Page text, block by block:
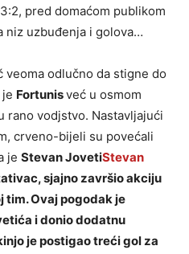
pred domaćom publikom
niz uzbuđenja i golova…
veoma odlučno da stigne do
Fortunisveć u osmom
rano vodjstvo. Nastavljajući
crveno-bijeli su povećali
je Stevan JovetiStevan
sjajno završio akciju
tim. Ovaj pogodak je
i donio dodatnu
je postigao treći gol za